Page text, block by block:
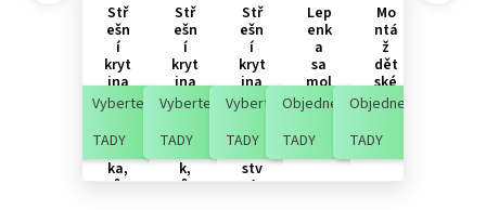
Stř
ešn
í
kryt
ina
ŠIN
bob
rov
ka,
růz
Vyberte
TADY
Stř
ešn
í
kryt
ina
ŠIN
obd
élní
k,
růz
Vyberte
TADY
Stř
ešn
í
kryt
ina
ŠIN
dvo
uvr
stv
ý
Vyberte
TADY
Lep
enk
a
sa
mol
epí
Objednejte
TADY
Mo
ntá
ž
dět
ské
ho
me
čku
Objednejte
TADY